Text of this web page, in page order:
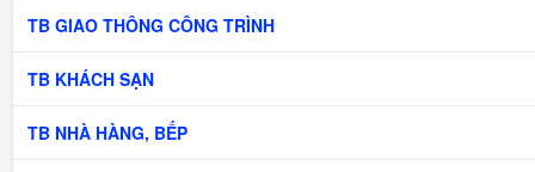
TB GIAO THÔNG CÔNG TRÌNH
TB KHÁCH SẠN
TB NHÀ HÀNG, BẾP